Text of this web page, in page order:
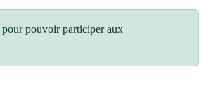
pour pouvoir participer aux